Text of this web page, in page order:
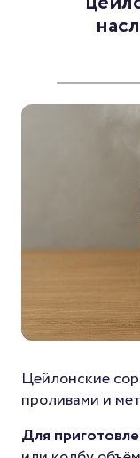
Цейлонские
проливами и
Для